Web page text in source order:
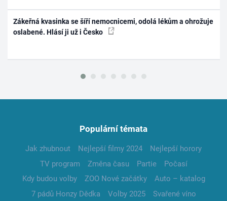
Zákeřná kvasinka se šíří nemocnicemi, odolá lékům a ohrožuje
oslabené. Hlásí ji už i Česko
Populární témata
Jak zhubnout Nejlepší filmy 2024
Nejlepší horory
TV program
Změna času Partie
Počasí
Kdy budou volby
ZOO Nové začátky
Auto – katalog
7 pádů Honzy Dědka
Volby 2025
Svařené víno